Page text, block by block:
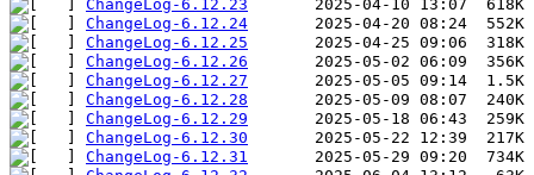
ChangeLog-6.12.23
ChangeLog-6.12.24
ChangeLog-6.12.25
ChangeLog-6.12.26
ChangeLog-6.12.27
ChangeLog-6.12.28
ChangeLog-6.12.29
ChangeLog-6.12.30
ChangeLog-6.12.31